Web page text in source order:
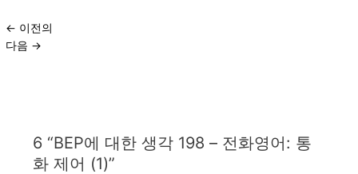
← 이전의
다음 →
6 “BEP에 대한 생각 198 – 전화영어: 통
화 제어 (1)”